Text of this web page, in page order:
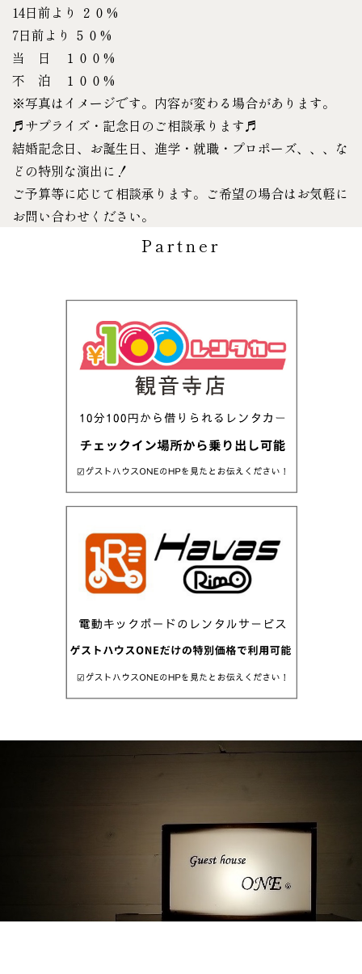
14日前より ２０%
7日前より ５０%
当 日 １００%
不 泊 １００%
※写真はイメージです。内容が変わる場合があります。
♬サプライズ・記念日のご相談承ります♬
結婚記念日、お誕生日、進学・就職・プロポーズ、、、な
どの特別な演出に！
ご予算等に応じて相談承ります。ご希望の場合はお気軽に
お問い合わせください。
Partner